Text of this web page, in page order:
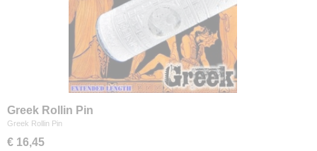
Greek Rollin Pin
Greek Rollin Pin
€ 16,45